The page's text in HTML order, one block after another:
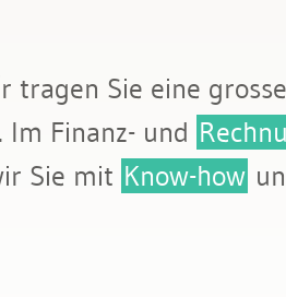
Sie eine
Finanz- und
Sie mit Know-how